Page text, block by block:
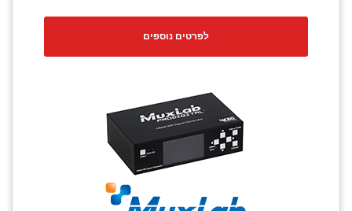
לפרטים נוספים